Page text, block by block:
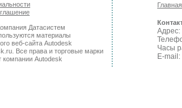
Датасистем
материалы
веб-сайта Autodesk
Все права и торговые марки
компании Autodesk
Главная
Адрес:
Часы
E-mail: